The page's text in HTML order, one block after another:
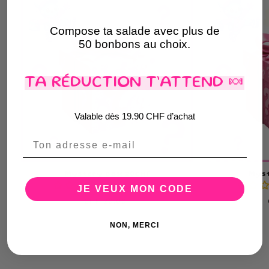
Aucun avis
Prix
CHF 20.00
Compose ta salade avec plus de
50 bonbons au choix.
TA RÉDUCTION T’ATTEND 🍬
Valable dès 19.90 CHF d’achat
JE VEUX MON CODE
NON, MERCI